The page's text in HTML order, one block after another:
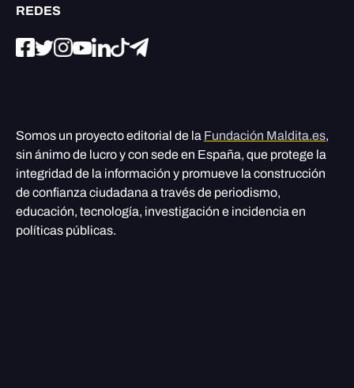
REDES
Somos un proyecto editorial de la Fundación Maldita.es,
sin ánimo de lucro y con sede en España, que protege la
integridad de la información y promueve la construcción
de confianza ciudadana a través de periodismo,
educación, tecnología, investigación e incidencia en
políticas públicas.